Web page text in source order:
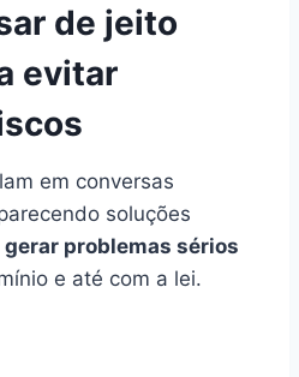
de jeito
evitar
em conversas
soluções
gerar problemas sérios
e até com a lei.